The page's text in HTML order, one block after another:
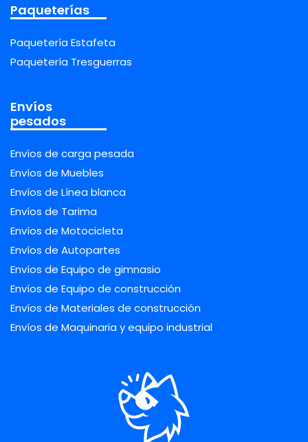
Paqueterías
Paquetería Estafeta
Paquetería Tresguerras
Envíos
pesados
Envíos de carga pesada
Envíos de Muebles
Envíos de Línea blanca
Envíos de Tarima
Envíos de Motocicleta
Envíos de Autopartes
Envíos de Equipo de gimnasio
Envíos de Equipo de construcción
Envíos de Materiales de construcción
Envíos de Maquinaria y equipo industrial